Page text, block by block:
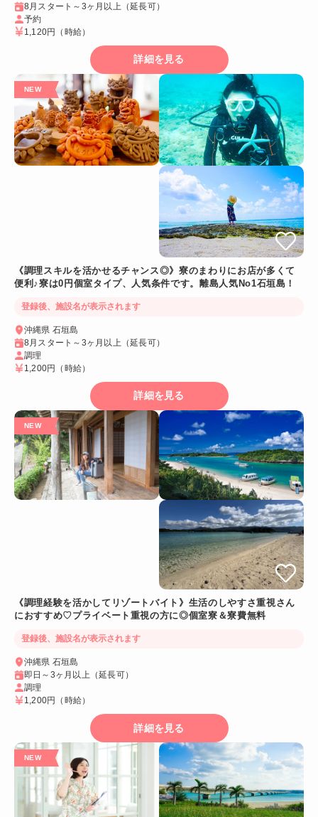
8月スタート～3ヶ月以上（延長可）
予約
1,120円 （時給）
詳細を見る
《調理スキルを活かせるチャンス◎》寮のまわりにお店が多くて
便利♪寮は0円個室タイプ、人気条件です。離島人気No1石垣島！
登録後、施設名が表示されます
沖縄県 石垣島
8月スタート～3ヶ月以上（延長可）
調理
1,200円 （時給）
詳細を見る
《調理経験を活かしてリゾートバイト》生活のしやすさ重視さん
におすすめ♡プライベート重視の方に◎個室寮＆寮費無料
登録後、施設名が表示されます
沖縄県 石垣島
即日～3ヶ月以上（延長可）
調理
1,200円
（時給）
詳細を見る